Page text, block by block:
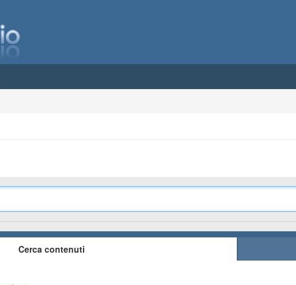
Cerca contenuti